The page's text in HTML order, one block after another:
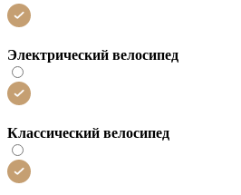
Электрический велосипед
Классический велосипед